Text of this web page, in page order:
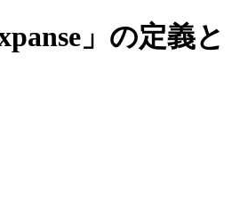
」の定義と